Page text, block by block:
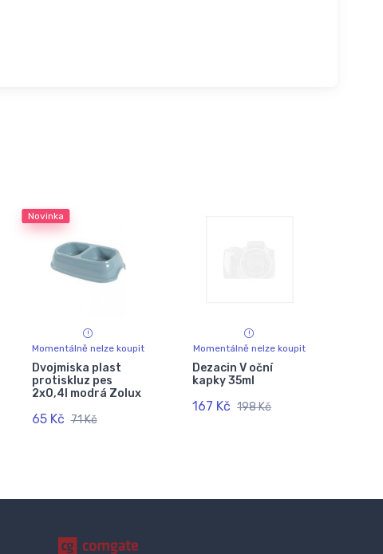
Novinka
Momentálně nelze koupit
Dvojmiska plast
protiskluz pes
2x0,4l modrá Zolux
65 Kč 71 Kč
Momentálně nelze koupit
Dezacin V oční
kapky 35ml
167 Kč 198 Kč